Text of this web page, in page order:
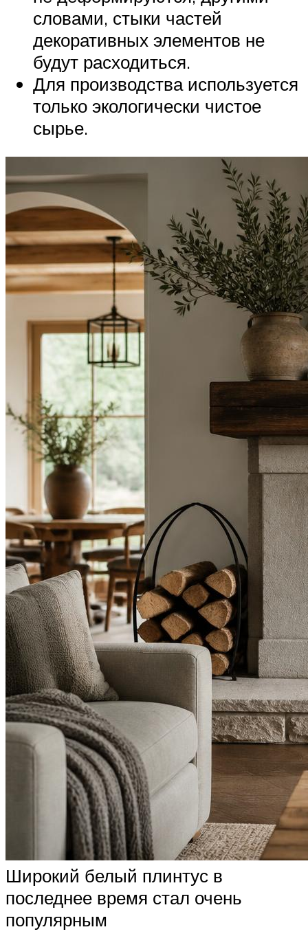
словами, стыки частей
декоративных элементов не
будут расходиться.
Для производства используется
только экологически чистое
сырье.
Широкий белый плинтус в
последнее время стал очень
популярным